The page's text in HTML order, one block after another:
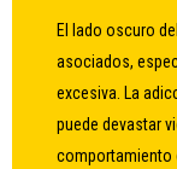
El lado oscuro
asociados,
excesiva. La
puede devastar
comportamiento